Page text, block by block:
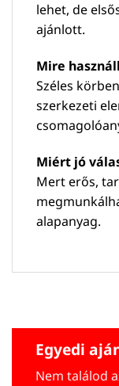
lehet, de
ajánlott.
Mire
Széles
szerkezeti
Miért jó
Mert erős,
alapanyag.
Egyedi
Nem találod